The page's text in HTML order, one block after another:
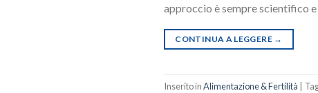
approccio è sempre scientifico
CONTINUA A LEGGERE →
Inserito inAlimentazione & Fertilità